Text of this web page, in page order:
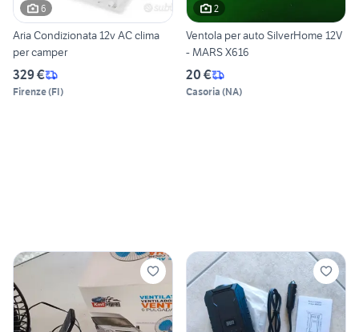
6
Aria Condizionata 12v AC clima
per camper
329 €
Firenze(FI)
2
Ventola per auto SilverHome 12V
- MARS X616
20 €
Casoria (NA)